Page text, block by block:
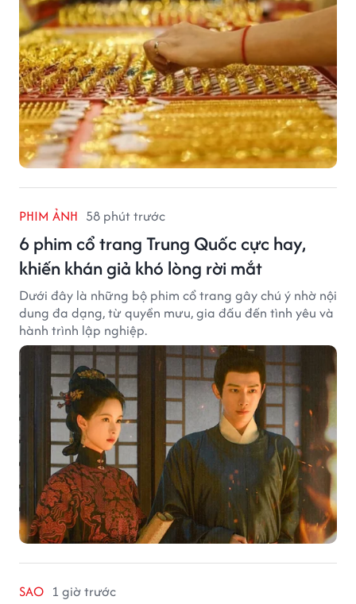
PHIM ẢNH 58 phút trước
6 phim cổ trang Trung Quốc cực hay,
khiến khán giả khó lòng rời mắt
Dưới đây là những bộ phim cổ trang gây chú ý nhờ nội
dung đa dạng, từ quyền mưu, gia đấu đến tình yêu và
hành trình lập nghiệp.
SAO 1 giờ trước